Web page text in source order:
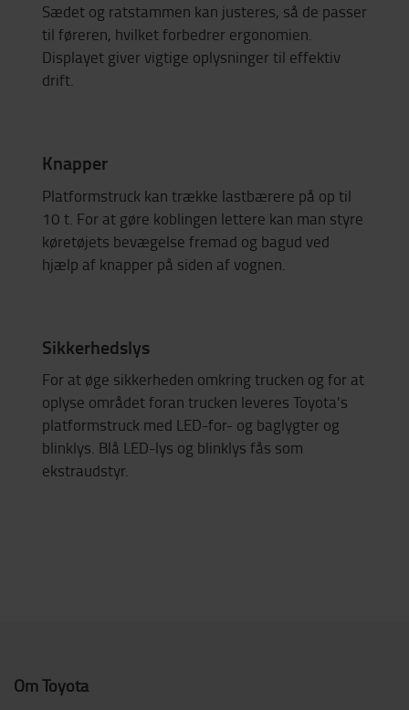
Sædet og ratstammen kan justeres, så de passer
til føreren, hvilket forbedrer ergonomien.
Displayet giver vigtige oplysninger til effektiv
drift.
Knapper
Platformstruck kan trække lastbærere på op til
10 t. For at gøre koblingen lettere kan man styre
køretøjets bevægelse fremad og bagud ved
hjælp af knapper på siden af vognen.
Sikkerhedslys
For at øge sikkerheden omkring trucken og for at
oplyse området foran trucken leveres Toyota's
platformstruck med LED-for- og baglygter og
blinklys. Blå LED-lys og blinklys fås som
ekstraudstyr.
Om Toyota